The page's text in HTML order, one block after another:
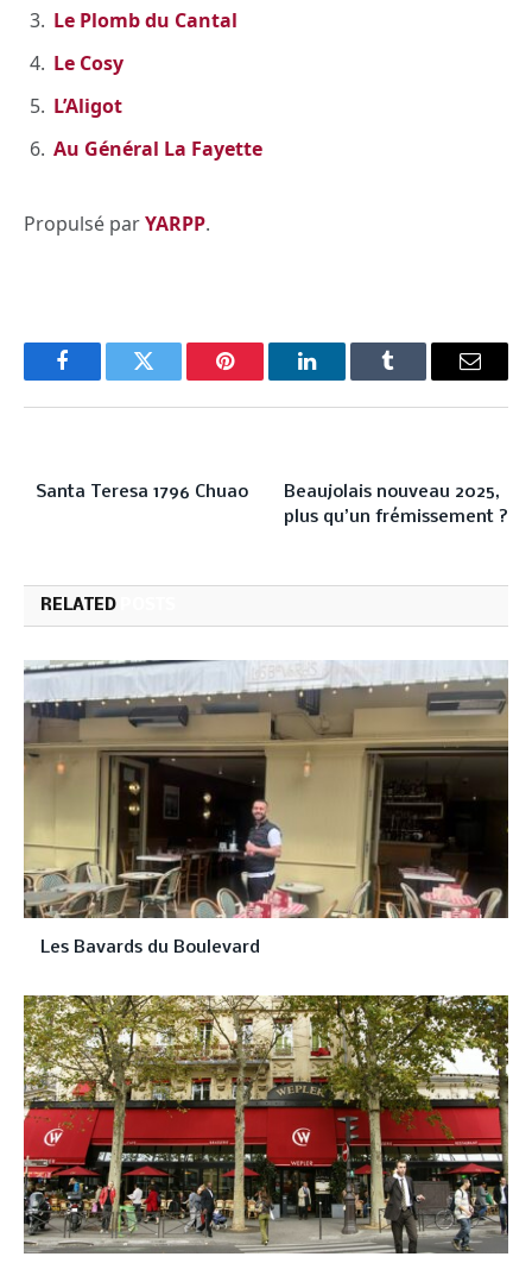
Le Plomb du Cantal
Le Cosy
L’Aligot
Au Général La Fayette
Propulsé parYARPP.
FacebookTwitter Pinterest LinkedInTumblr Email
Santa Teresa 1796 Chuao
Beaujolais nouveau 2025,
plus qu’un frémissement ?
RELATED
Les Bavards du Boulevard